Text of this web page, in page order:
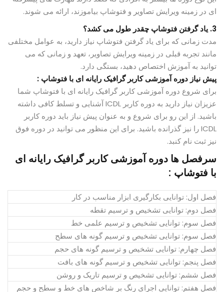
ای در زمینه ویرایش تصاویر و فتوشاپ بیاموزند، ارائه می ‌شوند.
3. یاد گرفتن فتوشاپ چقدر طول می کشد؟
مدت زمانی که برای یاد گرفتن فتوشاپ نیاز دارید، به عوامل مختلفی
مانند تجربه قبلی در زمینه ویرایش تصاویر، تعهد و زمانی که می
‌توانید به آموزش اختصاص دهید، بستگی دارد.
پیش نیاز دوره آموزشی کاربر گرافیک رایانه ای با فتوشاپ :
برای شروع دوره آموزشی کاربر گرافیک رایانه ای با فتوشاپ شما
عزیزان نیاز دارید به دوره کاربر ICDL آشنایی و تسلط کافی داشته
باشید. از این رو برای شروع و به عنوان پیش نیاز باید دوره کاربر
ICDL را نیز گذرانده باشید. برای این منظور می توانید در دوره فوق
نیز ثبت نام کنبد.
سرفصل ها دوره آموزشی کاربر گرافیک رایانه ای
با فتوشاپ :
فصل اول: توانایی بکارگیری ابزار مناسب در کار
فصل دوم: توانایی تشخیص و ترسیم تقطه
فصل سوم: توانایی تشخیص و ترسیم علمی خط
فصل سوم: توانایی تشخیص و ترسیم گونه های سطح
فصل چهارم: توانایی تشخیص و ترسیم گونه های حجم
فصل پنجم: توانایی تشخیص و ترسیم گونه های بافت
فصل ششم: توانایی تشخیص و ترسیم تاریک و روشن
فصل هفتم: توانایی اجرای رنگ بر شاخص های خط و سطح و حجم